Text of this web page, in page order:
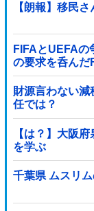
【朗報】移民
FIFAとUEFAの
の要求を呑んだ
ず……
財源言わない
任では？
【は？】大阪
を学ぶ
千葉県 ムスリ